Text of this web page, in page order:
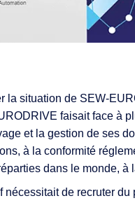
la situation de SEW-
faisait face à
et la gestion de ses
à la conformité
dans le monde, à
nécessitait de recruter